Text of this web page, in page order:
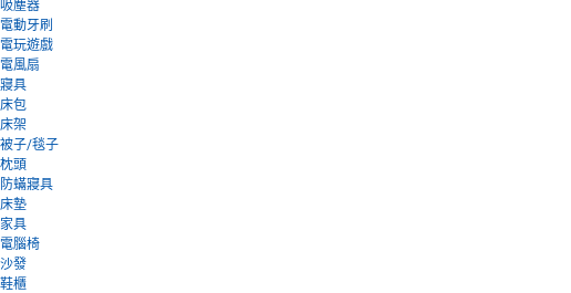
吸塵器
電動牙刷
電玩遊戲
電風扇
寢具
床包
床架
被子/毯子
枕頭
防蟎寢具
床墊
家具
電腦椅
沙發
鞋櫃